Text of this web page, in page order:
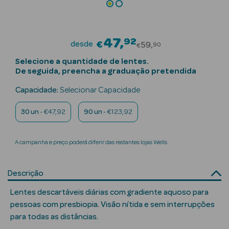
Beauty Season
Beauty Season
Maquilhagem
Perfumes
Beauty Season
desde €47 92Price reduced
€59 90
Selecione a quantidade de lentes.
De seguida, preencha a graduação pretendida
Capacidade: Selecionar Capacidade
30 un - €47,92 90 un - €123,92
A campanha e preço poderá diferir das restantes lojas Wells.
Descrição
Lentes descartáveis diárias com gradiente aquoso para
pessoas com presbiopia. Visão nítida e sem interrupções
para todas as distâncias.